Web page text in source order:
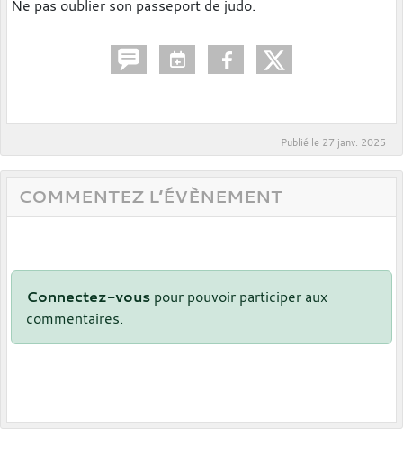
Ne pas oublier son passeport de judo.
Publié le 27 janv. 2025
COMMENTEZ L’ÉVÈNEMENT
Connectez-vous pour pouvoir participer aux
commentaires.